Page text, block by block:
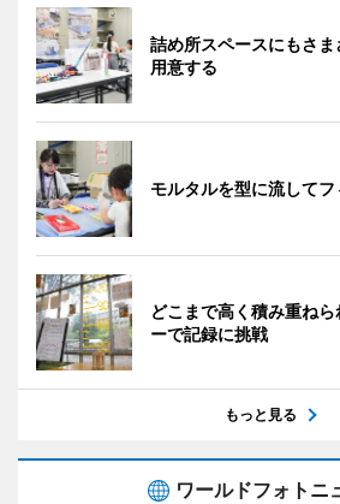
詰め所スペースにもさ
用意する
モルタルを型に流してフ
どこまで高く積み重ね
ーで記録に挑戦
もっと見る
ワールドフォトニ